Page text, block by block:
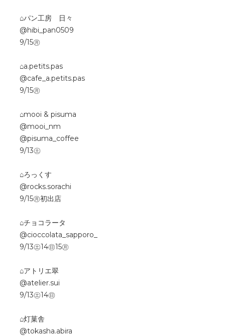
⌂パン工房 日々
@hibi_pan0509
9/15㊊
⌂a.petits.pas
@cafe_a.petits.pas
9/15㊊
⌂mooi & pisuma
@mooi_nm
@pisuma_coffee
9/13㊏
⌂ろっくす
@rocks.sorachi
9/15㊊初出店
⌂チョコラータ
@cioccolata_sapporo_
9/13㊏14㊐15㊊
⌂アトリエ翠
@atelier.sui
9/13㊏14㊐
⌂灯菓舎
@tokasha.abira